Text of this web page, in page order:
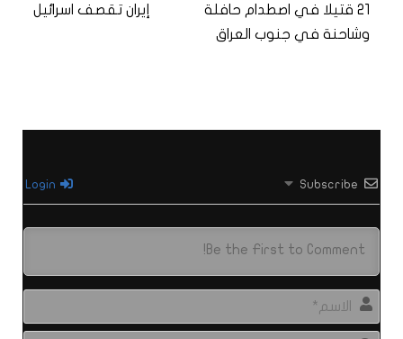
21 قتيلا في اصطدام حافلة
وشاحنة في جنوب العراق
إيران تقصف اسرائيل
Subscribe